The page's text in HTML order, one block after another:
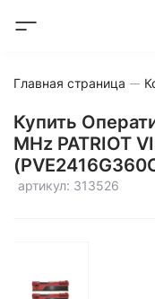
Главная страница
Купить
MHz PATRIOT
артикул: 313526